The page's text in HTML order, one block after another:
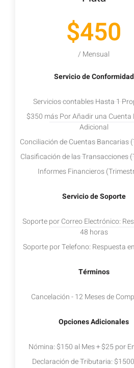
$450
/ Mensual
Servicio de Conformidad
Servicios contables Hasta 1
$350 más Por Añadir una Cuenta
Adicional
Conciliación de Cuentas Bancarias
Clasificación de las Transacciones
Informes Financieros
Servicio de Soporte
Soporte por Correo Electrónico:
48 horas
Soporte por Telefono: Respuesta
Términos
Cancelación - 12 Meses de
Opciones Adicionales
Nómina: $150 al Mes + $25 por
Declaración de Tributaria: